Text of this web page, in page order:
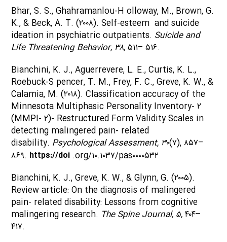
Bhar, S. S., Ghahramanlou-H olloway, M., Brown, G.
K., & Beck, A. T. (۲۰۰۸). Self-esteem and suicide
ideation in psychiatric outpatients. Suicide and
Life Threatening Behavior, ۳۸,۵۱۱– ۵۱۶.
Bianchini, K. J., Aguerrevere, L. E., Curtis, K. L.,
Roebuck-S pencer, T. M., Frey, F. C., Greve, K. W., &
Calamia, M. (۲۰۱۸). Classification accuracy of the
Minnesota Multiphasic Personality Inventory- ۲
(MMPI- ۲)- Restructured Form Validity Scales in
detecting malingered pain- related
disability. Psychological Assessment, ۳۰(۷), ۸۵۷–
۸۶۹. https://doi .org/۱۰.۱۰۳۷/pas۰۰۰۰۵۳۲
Bianchini, K. J., Greve, K. W., & Glynn, G. (۲۰۰۵).
Review article: On the diagnosis of malingered
pain- related disability: Lessons from cognitive
malingering research. The Spine Journal, ۵,۴۰۴–
۴۱۷.